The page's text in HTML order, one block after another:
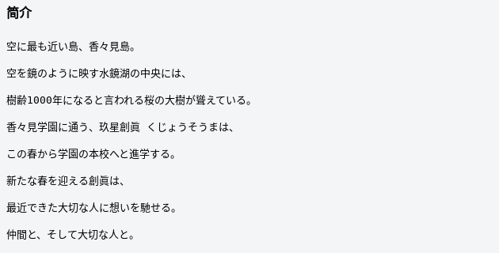
简介
空に最も近い島、香々見島。
空を鏡のように映す水鏡湖の中央には、
樹齢1000年になると言われる桜の大樹が聳えている。
香々見学園に通う、玖星創眞 くじょうそうまは、
この春から学園の本校へと進学する。
新たな春を迎える創眞は、
最近できた大切な人に想いを馳せる。
仲間と、そして大切な人と。